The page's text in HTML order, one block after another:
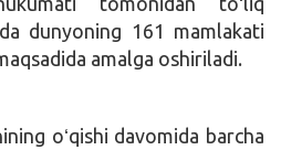
dunyoning 161 mamlakati
amalga oshiriladi.
oʻqishi davomida barcha